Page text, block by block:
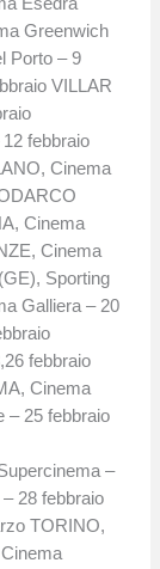
Greenwich
Porto – 9
VILLAR
febbraio
Cinema
Cinema
Cinema
Sporting
Galliera – 20
febbraio
Cinema
– 25 febbraio
–
28 febbraio
TORINO,